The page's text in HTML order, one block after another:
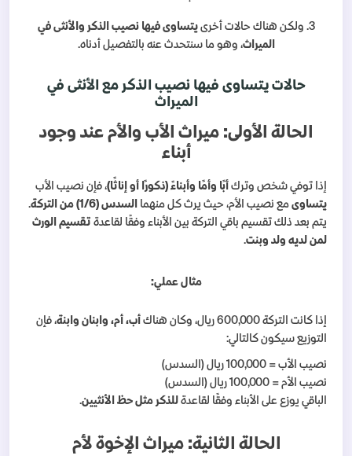
3. ولكن هناك حالات أخرى
يتساوى فيها نصيب الذكر والأنثى في
الميراث، وهو ما سنتحدث عنه بالتفصيل أدناه.
حالات يتساوى فيها نصيب الذكر مع الأنثى في
الميراث
الحالة الأولى: ميراث الأب والأم عند وجود
أبناء
إذا توفي شخص وترك أبًا وأمًا وأبناءً (ذكورًا أو إناثًا)، فإن نصيب الأب
يتساوى مع نصيب الأم، حيث يرث كل منهما السدس (1/6) من التركة
.
يتم بعد ذلك تقسيم باقي التركة بين الأبناء وفقًا لقاعدة تقسيم الورث
لمن لديه ولد وبنت.
مثال عملي:
إذا كانت التركة 600,000 ريال، وكان هناك أب، أم، وابنان وابنة، فإن
التوزيع سيكون كالتالي:
نصيب الأب = 100,000 ريال (السدس)
نصيب الأم = 100,000 ريال (السدس)
الباقي يوزع على الأبناء وفقًا لقاعدة للذكر مثل حظ الأنثيين.
الحالة الثانية: ميراث الإخوة لأم